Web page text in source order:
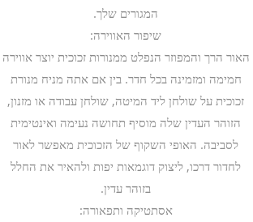
המגורים שלך.
שיפור האווירה:
האור הרך והמפוזר הנפלט ממנורות זכוכית יוצר אווירה
חמימה ומזמינה בכל חדר. בין אם אתה מניח מנורת
זכוכית על שולחן ליד המיטה, שולחן עבודה או מזנון,
הזוהר העדין שלה מוסיף תחושה נעימה ואינטימית
לסביבה. האופי השקוף של הזכוכית מאפשר לאור
לחדור דרכו, ליצוק דוגמאות יפות ולהאיר את החלל
בזוהר עדין.
אסתטיקה ותפאורה: